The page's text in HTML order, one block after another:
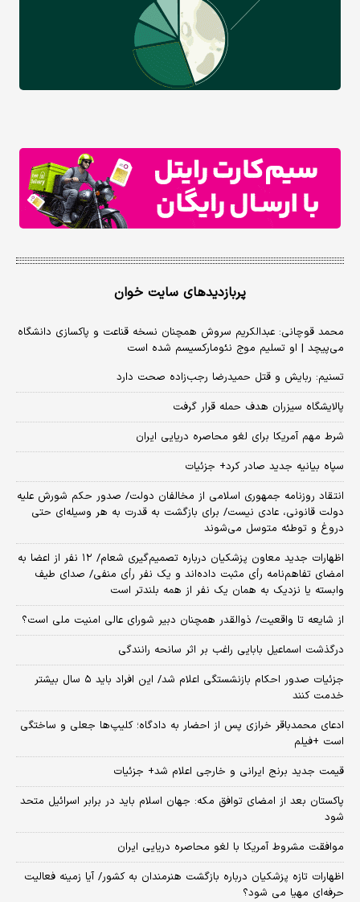
پربازدیدهای سایت خوان
محمد قوچانی: عبدالکریم سروش همچنان نسخه قناعت و پاکسازی دانشگاه
می‌پیچد | او تسلیم موج نئومارکسیسم شده است
تسنیم: ربایش و قتل حمیدرضا رجب‌زاده صحت دارد
پالایشگاه سیزران هدف حمله قرار گرفت
شرط مهم آمریکا برای لغو محاصره دریایی ایران
سپاه بیانیه جدید صادر کرد+ جزئیات
انتقاد روزنامه جمهوری اسلامی از مخالفان دولت/ صدور حکم شورش علیه
دولت قانونی، عادی نیست/ برای بازگشت به قدرت به هر وسیله‌ای حتی
دروغ و توطئه متوسل می‌شوند
اظهارات جدید معاون پزشکیان درباره تصمیم‌گیری شعام/ ۱۲ نفر از اعضا به
امضای تفاهم‌نامه رأی مثبت داده‌اند و یک نفر رأی منفی/ صدای طیف
وابسته یا نزدیک به همان یک نفر از همه بلندتر است
از شایعه تا واقعیت/ ذوالقدر همچنان دبیر شورای ‌عالی امنیت ملی است؟
درگذشت اسماعیل بابایی راغب بر اثر سانحه رانندگی
جزئیات صدور احکام بازنشستگی اعلام شد/ این افراد باید ۵ سال بیشتر
خدمت کنند
ادعای محمدباقر خرازی پس از احضار به دادگاه؛ کلیپ‌ها جعلی و ساختگی
است +فیلم
قیمت جدید برنج ایرانی و خارجی اعلام شد+ جزئیات
پاکستان بعد از امضای توافق مکه: جهان اسلام باید در برابر اسرائیل متحد
شود
موافقت مشروط آمریکا با لغو محاصره دریایی ایران
اظهارات تازه پزشکیان درباره بازگشت هنرمندان به کشور/ آیا زمینه فعالیت
حرفه‌ای مهیا می شود؟